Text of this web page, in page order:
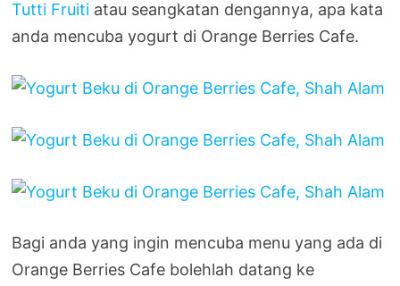
Tutti Fruiti atau seangkatan dengannya, apa kata
anda mencuba yogurt di Orange Berries Cafe.
Bagi anda yang ingin mencuba menu yang ada di
Orange Berries Cafe bolehlah datang ke